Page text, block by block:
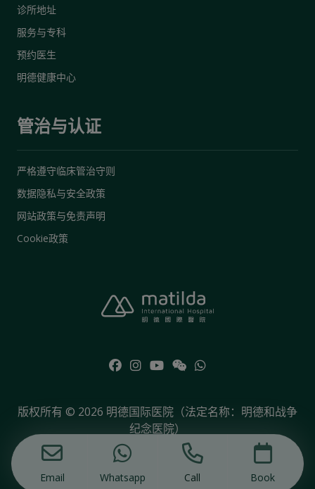
诊所地址
服务与专科
预约医生
明德健康中心
管治与认证
严格遵守临床管治守则
数据隐私与安全政策
网站政策与免责声明
Cookie政策
版权所有 © 2026 明德国际医院（法定名称：明德和战争
纪念医院）
Email Whatsapp Call Book